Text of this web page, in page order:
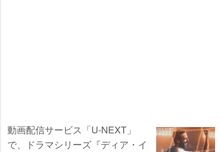
動画配信サービス「U-NEXT」
で、ドラマシリーズ『ディア・イ